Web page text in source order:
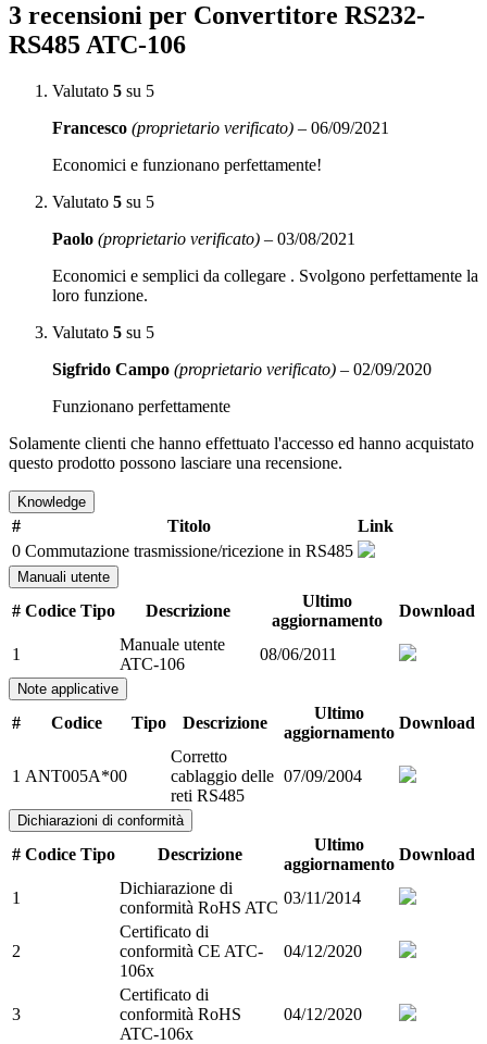
3 recensioni per Convertitore RS232-
RS485 ATC-106
Valutato 5 su 5
Francesco (proprietario verificato) – 06/09/2021
Economici e funzionano perfettamente!
Valutato 5 su 5
Paolo (proprietario verificato) – 03/08/2021
Economici e semplici da collegare . Svolgono perfettamente la
loro funzione.
Valutato 5 su 5
Sigfrido Campo (proprietario verificato) – 02/09/2020
Funzionano perfettamente
Solamente clienti che hanno effettuato l'accesso ed hanno acquistato
questo prodotto possono lasciare una recensione.
Knowledge
# Titolo
Link
0 Commutazione trasmissione/ricezione in RS485
Manuali utente
# Codice Tipo Descrizione
Ultimo
aggiornamento
Download
1
Manuale utente
ATC-106
08/06/2011
Note applicative
# Codice Tipo Descrizione
Ultimo
aggiornamento
Download
1 ANT005A*00
Corretto
cablaggio delle
reti RS485
07/09/2004
Dichiarazioni di conformità
# Codice Tipo Descrizione
Ultimo
aggiornamento
Download
1
Dichiarazione di
conformità RoHS ATC
03/11/2014
2
Certificato di
conformità CE ATC-
106x
04/12/2020
3
Certificato di
conformità RoHS
ATC-106x
04/12/2020